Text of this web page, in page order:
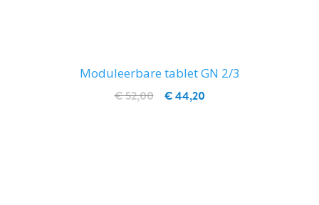
Moduleerbare tablet GN 2/3
€ 44,20
€ 52,00